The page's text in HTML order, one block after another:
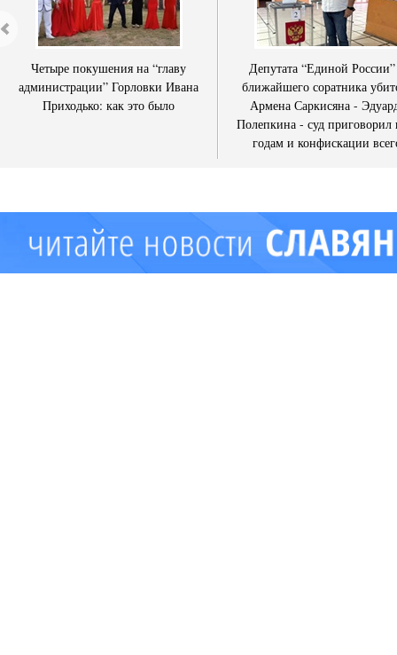
Четыре покушения на “главу
администрации” Горловки Ивана
Приходько: как это было
Депутата “Единой
ближайшего соратника
Армена Саркисяна -
Полепкина - суд приговорил
годам и конфискации